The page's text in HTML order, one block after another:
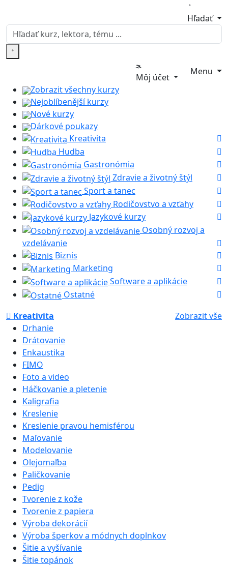
Hľadať
Môj účet
Menu
Zobrazit všechny kurzy
Nejoblíbenější kurzy
Nové kurzy
Dárkové poukazy
Kreativita
Hudba
Gastronómia
Zdravie a životný štýl
Sport a tanec
Rodičovstvo a vzťahy
Jazykové kurzy
Osobný rozvoj a
vzdelávanie
Biznis
Marketing
Software a aplikácie
Ostatné
Kreativita
Zobrazit vše
Drhanie
Drátovanie
Enkaustika
FIMO
Foto a video
Háčkovanie a pletenie
Kaligrafia
Kreslenie
Kreslenie pravou hemisférou
Maľovanie
Modelovanie
Olejomaľba
Paličkovanie
Pedig
Tvorenie z kože
Tvorenie z papiera
Výroba dekorácií
Výroba šperkov a módnych doplnkov
Šitie a vyšívanie
Šitie topánok